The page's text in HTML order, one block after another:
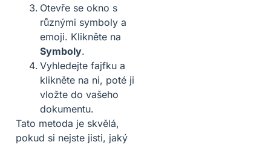
Otevře se okno s
různými symboly a
emoji. Klikněte na
Symboly.
Vyhledejte fajfku a
klikněte na ni, poté ji
vložte do vašeho
dokumentu.
Tato metoda je skvělá,
pokud si nejste jisti, jaký